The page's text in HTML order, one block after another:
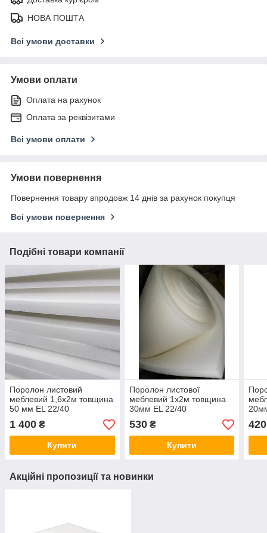
НОВА ПОШТА
Всі умови доставки
Умови оплати
Оплата на рахунок
Оплата за реквізитами
Всі умови оплати
Умови повернення
Повернення товару впродовж 14 днів за рахунок покупця
Всі умови повернення
Подібні товари компанії
Поролон листовий
меблевий 1,6х2м товщина
50 мм EL 22/40
1 400 ₴
Купити
Поролон листової
меблевий 1х2м товщина
30мм EL 22/40
530₴
Купити
420
Акційні пропозиції та новинки